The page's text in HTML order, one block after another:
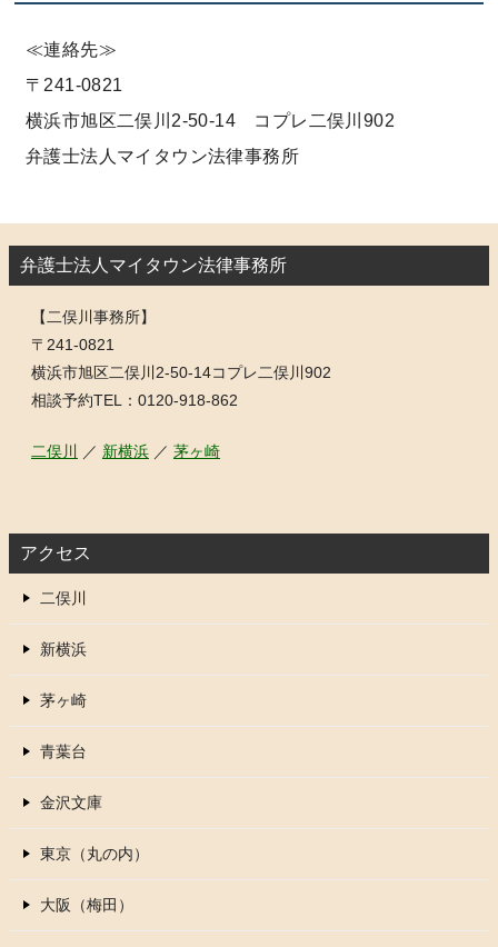
≪連絡先≫
〒241-0821
横浜市旭区二俣川2-50-14 コプレ二俣川902
弁護士法人マイタウン法律事務所
弁護士法人マイタウン法律事務所
【二俣川事務所】
〒241-0821
横浜市旭区二俣川2-50-14コプレ二俣川902
相談予約TEL：0120-918-862
二俣川 ／ 新横浜 ／ 茅ヶ崎
アクセス
二俣川
新横浜
茅ヶ崎
青葉台
金沢文庫
東京（丸の内）
大阪（梅田）